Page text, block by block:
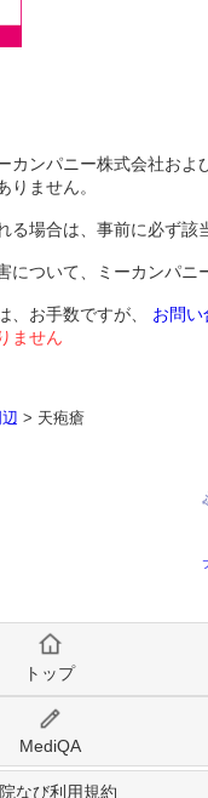
カンパニー株式会社およ
りません。
る場合は、事前に必ず該
について、ミーカンパニ
、お手数ですが、 お問い
ません
> 天疱瘡
トップ
MediQA
なび利用規約